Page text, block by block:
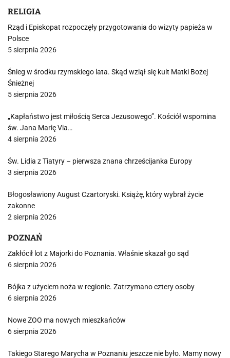
RELIGIA
Rząd i Episkopat rozpoczęły przygotowania do wizyty papieża w
Polsce
5 sierpnia 2026
Śnieg w środku rzymskiego lata. Skąd wziął się kult Matki Bożej
Śnieżnej
5 sierpnia 2026
„Kapłaństwo jest miłością Serca Jezusowego”. Kościół wspomina
św. Jana Marię Via…
4 sierpnia 2026
Św. Lidia z Tiatyry – pierwsza znana chrześcijanka Europy
3 sierpnia 2026
Błogosławiony August Czartoryski. Książę, który wybrał życie
zakonne
2 sierpnia 2026
POZNAŃ
Zakłócił lot z Majorki do Poznania. Właśnie skazał go sąd
6 sierpnia 2026
Bójka z użyciem noża w regionie. Zatrzymano cztery osoby
6 sierpnia 2026
Nowe ZOO ma nowych mieszkańców
6 sierpnia 2026
Takiego Starego Marycha w Poznaniu jeszcze nie było. Mamy nowy